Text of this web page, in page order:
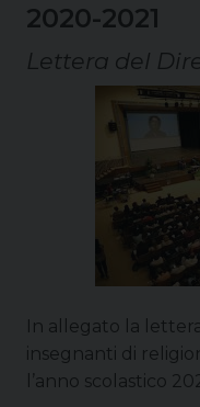
2020-2021
Lettera del
In allegato la
insegnanti di
l’anno scolastico